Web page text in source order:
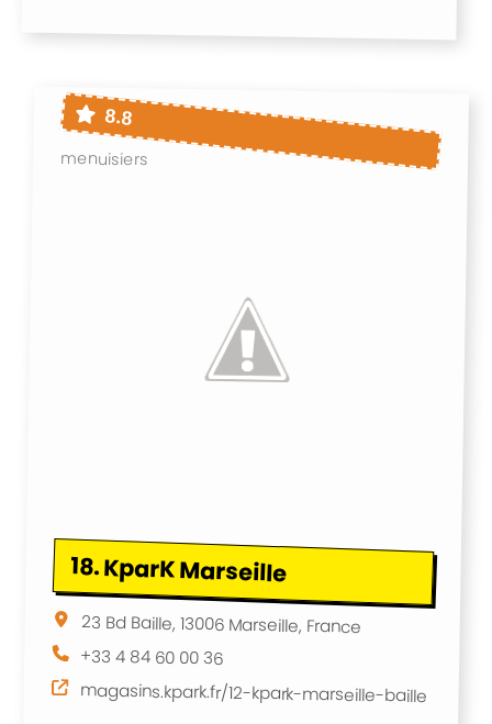
8.8
menuisiers
18.KparK Marseille
23 Bd Baille, 13006 Marseille, France
+33 4 84 60 00 36
magasins.kpark.fr/12-kpark-marseille-baille